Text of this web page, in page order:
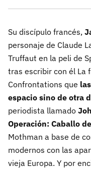
Su discípulo francés,
personaje de Claude
Truffaut en la peli de
tras escribir con él La
Confrontations que
espacio sino de otra
periodista llamado
Operación: Caballo
Mothman a base de
modernos con las
vieja Europa. Y por